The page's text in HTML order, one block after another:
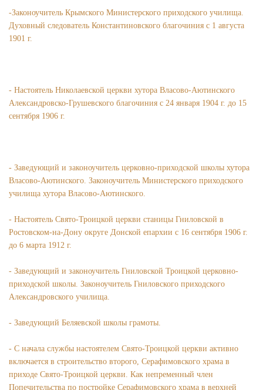
-Законоучитель Крымского Министерского приходского училища.
Духовный следователь Константиновского благочиния с 1 августа
1901 г.
- Настоятель Николаевской церкви хутора Власово-Аютинского
Александровско-Грушевского благочиния с 24 января 1904 г. до 15
сентября 1906 г.
- Заведующий и законоучитель церковно-приходской школы хутора
Власово-Аютинского. Законоучитель Министерского приходского
училища хутора Власово-Аютинского.
- Настоятель Свято-Троицкой церкви станицы Гниловской в
Ростовском-на-Дону округе Донской епархии с 16 сентября 1906 г.
до 6 марта 1912 г.
- Заведующий и законоучитель Гниловской Троицкой церковно-
приходской школы. Законоучитель Гниловского приходского
Александровского училища.
- Заведующий Беляевской школы грамоты.
- С начала службы настоятелем Свято-Троицкой церкви активно
включается в строительство второго, Серафимовского храма в
приходе Свято-Троицкой церкви. Как непременный член
Попечительства по постройке Серафимовского храма в верхней